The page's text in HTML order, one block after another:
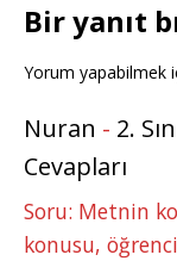
Bir yanıt
Yorum yapabilmek
Nuran - 2.
Cevapları
Soru: Metnin
konusu,